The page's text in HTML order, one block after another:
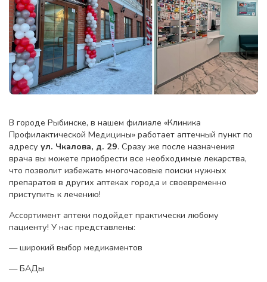
В городе Рыбинске, в нашем филиале «Клиника
Профилактической Медицины» работает аптечный пункт по
адресу ул. Чкалова, д. 29. Сразу же после назначения
врача вы можете приобрести все необходимые лекарства,
что позволит избежать многочасовые поиски нужных
препаратов в других аптеках города и своевременно
приступить к лечению!
Ассортимент аптеки подойдет практически любому
пациенту! У нас представлены:
— широкий выбор медикаментов
— БАДы